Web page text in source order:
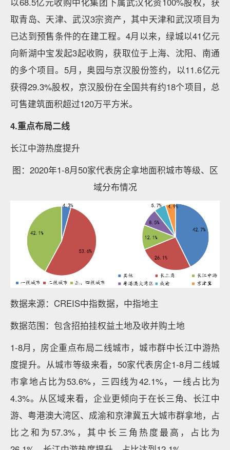
取青岛、天津、武汉3宗资产，其中天津和武汉项目为
已达到预售条件的在建工程。4月以来，绿城以41亿元
向新湖中宝发起3起收购，获取位于上海、沈阳、南通
的多个项目。5月，奥园与京汉股份签约，以11.6亿元
获得29.3%股权，京汉股份在全国共有约18个项目，总
可售建筑面积超过120万平方米。
4.重点布局二线
长江中游热度提升
图：2020年1-8月50家代表房企拿地面积城市等级、区
域分布情况
数据来源：CREIS中指数据，中指地主
数据范围：包含招拍挂权益土地及收并购土地
1-8月，房企重点布局二线城市，城市群中长江中游热
度提升。从城市等级来看，50家代表房企1-8月二线城
市拿地占比为53.6%，三四线为42.1%，一线占比为
4.3%。从区域来看，企业更倾向于在长三角、长江中
游、粤港澳大湾区、成渝和京津冀五大城市群拿地，占
比之和为57.3%，其中长三角热度最高，占比为